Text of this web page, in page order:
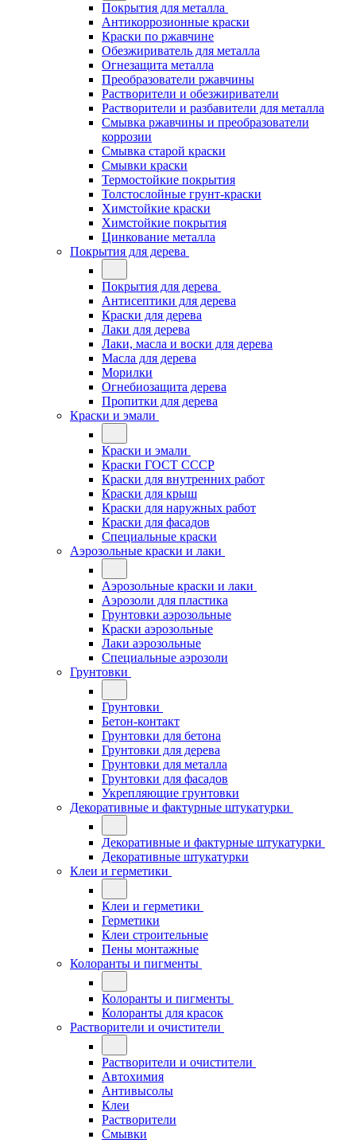
Покрытия для металла
Антикоррозионные краски
Краски по ржавчине
Обезжириватель для металла
Огнезащита металла
Преобразователи ржавчины
Растворители и обезжириватели
Растворители и разбавители для металла
Смывка ржавчины и преобразователи
коррозии
Смывка старой краски
Смывки краски
Термостойкие покрытия
Толстослойные грунт-краски
Химстойкие краски
Химстойкие покрытия
Цинкование металла
Покрытия для дерева
Покрытия для дерева
Антисептики для дерева
Краски для дерева
Лаки для дерева
Лаки, масла и воски для дерева
Масла для дерева
Морилки
Огнебиозащита дерева
Пропитки для дерева
Краски и эмали
Краски и эмали
Краски ГОСТ СССР
Краски для внутренних работ
Краски для крыш
Краски для наружных работ
Краски для фасадов
Специальные краски
Аэрозольные краски и лаки
Аэрозольные краски и лаки
Аэрозоли для пластика
Грунтовки аэрозольные
Краски аэрозольные
Лаки аэрозольные
Специальные аэрозоли
Грунтовки
Грунтовки
Бетон-контакт
Грунтовки для бетона
Грунтовки для дерева
Грунтовки для металла
Грунтовки для фасадов
Укрепляющие грунтовки
Декоративные и фактурные штукатурки
Декоративные и фактурные штукатурки
Декоративные штукатурки
Клеи и герметики
Клеи и герметики
Герметики
Клеи строительные
Пены монтажные
Колоранты и пигменты
Колоранты и пигменты
Колоранты для красок
Растворители и очистители
Растворители и очистители
Автохимия
Антивысолы
Клеи
Растворители
Смывки